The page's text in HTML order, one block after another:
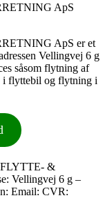
ApS
ApS er et
Vellingvej 6 g
såsom flytning af
i flyttebil og flytning i
&
Vellingvej 6 g –
Email: CVR: